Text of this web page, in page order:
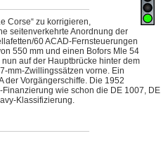
Corse“ zu korrigieren,
seitenverkehrte Anordnung der
60 ACAD-Fernsteuerungen
550 mm und einen Bofors Mle 54
auf der Hauptbrücke hinter dem
mm-Zwillingssätzen vorne. Ein
der Vorgängerschiffe. Die 1952
Finanzierung wie schon die DE 1007, DE
Klassifizierung.